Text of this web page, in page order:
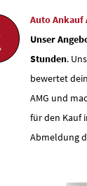
Auto Ankauf
Unser
Stunden.
bewertet
AMG und
für den Kauf
Abmeldung